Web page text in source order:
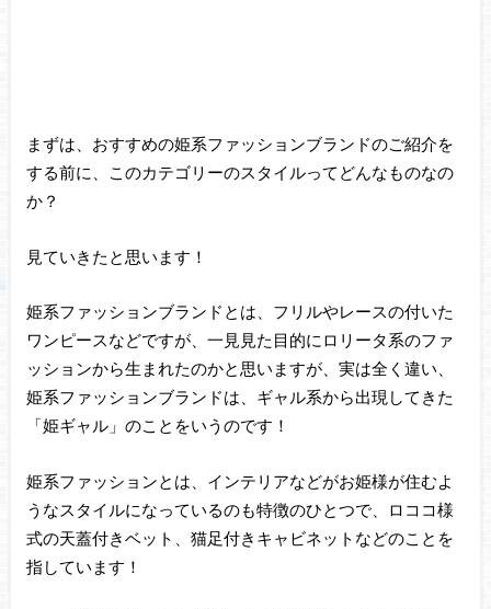
まずは、おすすめの姫系ファッションブランドのご紹介を
する前に、このカテゴリーのスタイルってどんなものなの
か？
見ていきたと思います！
姫系ファッションブランドとは、フリルやレースの付いた
ワンピースなどですが、一見見た目的にロリータ系のファ
ッションから生まれたのかと思いますが、実は全く違い、
姫系ファッションブランドは、ギャル系から出現してきた
「姫ギャル」のことをいうのです！
姫系ファッションとは、インテリアなどがお姫様が住むよ
うなスタイルになっているのも特徴のひとつで、ロココ様
式の天蓋付きベット、猫足付きキャビネットなどのことを
指しています！